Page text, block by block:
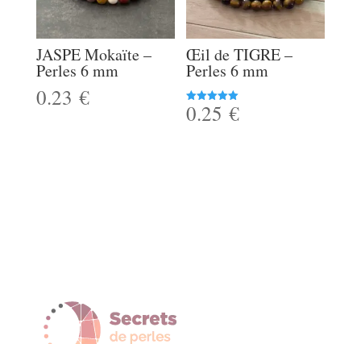
JASPE Mokaïte –
Perles 6 mm
0.23 €
Œil de TIGRE –
Perles 6 mm
Note
5.00
0.25€